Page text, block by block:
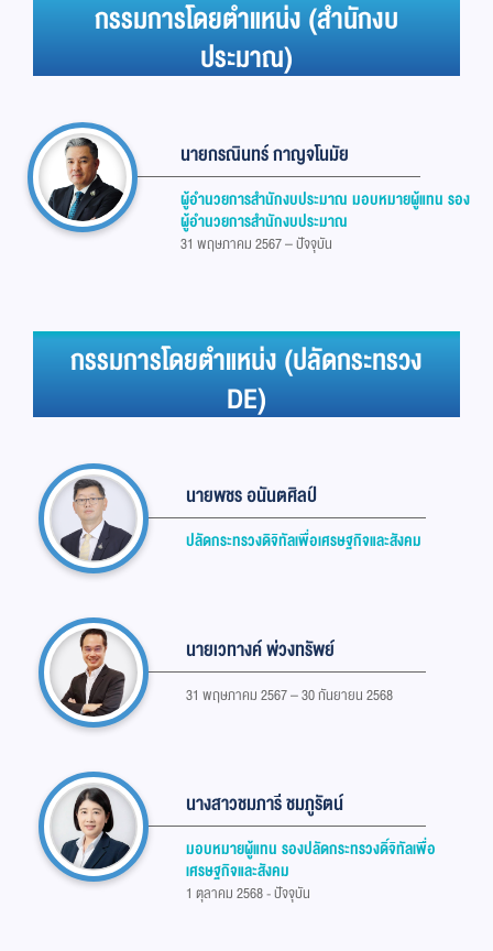
กรรมการโดยตำแหน่ง (สำนักงบ
ประมาณ)
นายกรณินทร์ กาญจโนมัย
ผู้อำนวยการสำนักงบประมาณ มอบหมายผู้แทน รอง
ผู้อำนวยการสำนักงบประมาณ
31 พฤษภาคม 2567 – ปัจจุบัน
กรรมการโดยตำแหน่ง (ปลัดกระทรวง
DE)
นายพชร อนันตศิลป์
ปลัดกระทรวงดิจิทัลเพื่อเศรษฐกิจและสังคม
นายเวทางค์ พ่วงทรัพย์
31 พฤษภาคม 2567 – 30 กันยายน 2568
นางสาวชมภารี ชมภูรัตน์
มอบหมายผู้แทน รองปลัดกระทรวงดิ์จิทัลเพื่อ
เศรษฐกิจและสังคม
1 ตุลาคม 2568 - ปัจจุบัน